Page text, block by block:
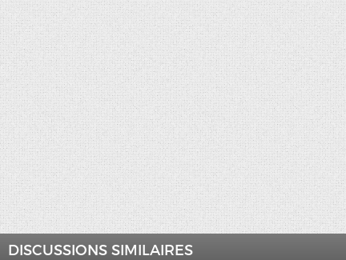
DISCUSSIONS SIMILAIRES